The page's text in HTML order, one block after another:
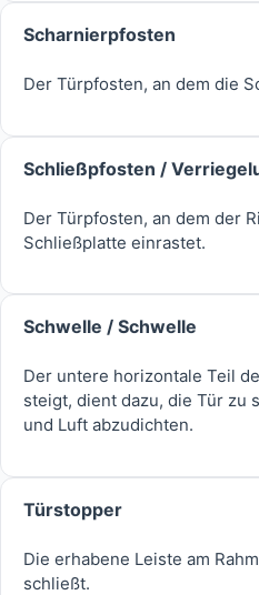
Scharnierpfosten
Der Türpfosten, an dem die
Schließpfosten /
Der Türpfosten, an dem der
Schließplatte einrastet.
Schwelle / Schwelle
Der untere horizontale Teil
steigt, dient dazu, die Tür zu
und Luft abzudichten.
Türstopper
Die erhabene Leiste am
schließt.